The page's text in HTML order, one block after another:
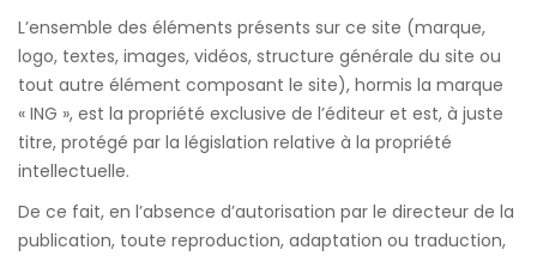
L’ensemble des éléments présents sur ce site (marque,
logo, textes, images, vidéos, structure générale du site ou
tout autre élément composant le site), hormis la marque
« ING », est la propriété exclusive de l’éditeur et est, à juste
titre, protégé par la législation relative à la propriété
intellectuelle.
De ce fait, en l’absence d’autorisation par le directeur de la
publication, toute reproduction, adaptation ou traduction,